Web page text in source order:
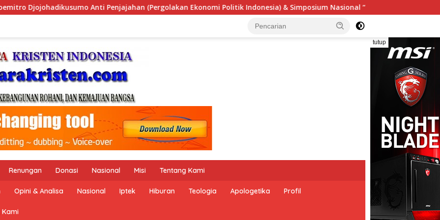
Ekonomi Politik Indonesia) & Simposium Nasional “Urgensi Undang-Undang Perekonomian Nasional dan
tutup
Renungan Donasi Nasional Misi Tentang Kami
Opini & Analisa Nasional Iptek Hiburan Teologia Apologetika Profil
Kami